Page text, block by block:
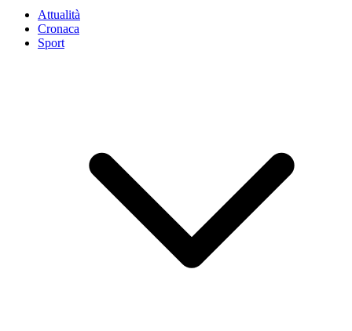
Attualità
Cronaca
Sport